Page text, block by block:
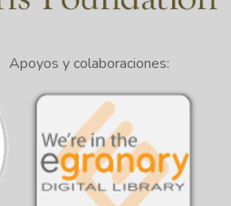
Apoyos y colaboraciones: